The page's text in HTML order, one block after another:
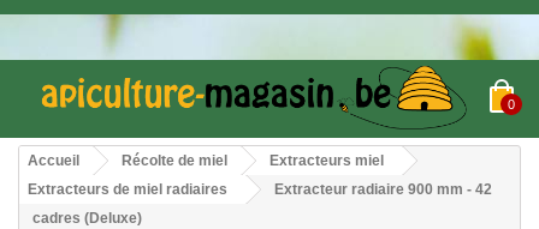
0
Accueil Récolte de miel
Extracteurs miel
Extracteurs de miel radiaires
Extracteur radiaire 900 mm - 42
cadres (Deluxe)